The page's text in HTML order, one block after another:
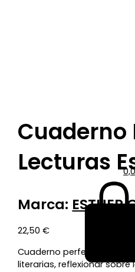
Cuaderno
Lecturas
Marca: ESTHER
22,50€
Cuaderno perfecto para
literarias, reflexionar